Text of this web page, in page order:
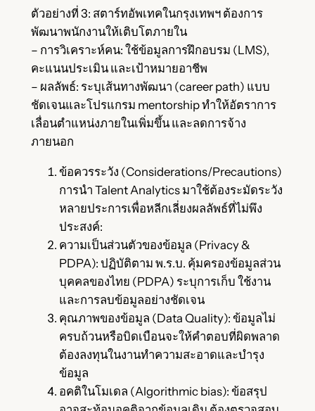
ตัวอย่างที่ 3: สตาร์ทอัพเทคในกรุงเทพฯ ต้องการ
พัฒนาพนักงานให้เติบโตภายใน
– การวิเคราะห์คน: ใช้ข้อมูลการฝึกอบรม (LMS),
คะแนนประเมิน และเป้าหมายอาชีพ
– ผลลัพธ์: ระบุเส้นทางพัฒนา (career path) แบบ
ชัดเจนและโปรแกรม mentorship ทำให้อัตราการ
เลื่อนตำแหน่งภายในเพิ่มขึ้น และลดการจ้าง
ภายนอก
ข้อควรระวัง (Considerations/Precautions)
การนำ Talent Analytics มาใช้ต้องระมัดระวัง
หลายประการเพื่อหลีกเลี่ยงผลลัพธ์ที่ไม่พึง
ประสงค์:
ความเป็นส่วนตัวของข้อมูล (Privacy &
PDPA): ปฏิบัติตาม พ.ร.บ. คุ้มครองข้อมูลส่วน
บุคคลของไทย (PDPA) ระบุการเก็บ ใช้งาน
และการลบข้อมูลอย่างชัดเจน
คุณภาพของข้อมูล (Data Quality): ข้อมูลไม่
ครบถ้วนหรือบิดเบือนจะให้คำตอบที่ผิดพลาด
ต้องลงทุนในงานทำความสะอาดและบำรุง
ข้อมูล
อคติในโมเดล (Algorithmic bias): ข้อสรุป